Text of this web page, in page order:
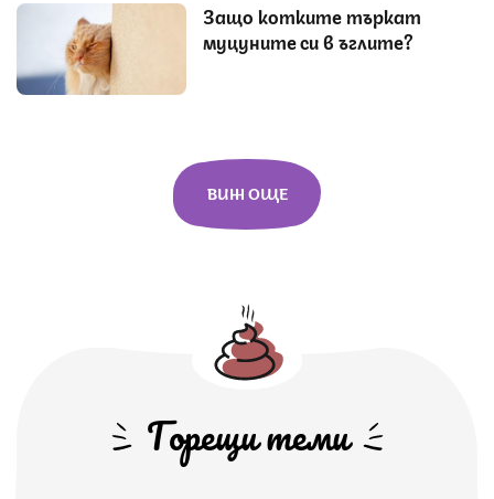
Защо котките търкат
муцуните си в ъглите?
ВИЖ ОЩЕ
Горещи теми